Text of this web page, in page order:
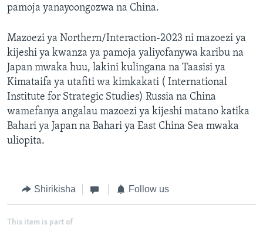
pamoja yanayoongozwa na China.
Mazoezi ya Northern/Interaction-2023 ni mazoezi ya
kijeshi ya kwanza ya pamoja yaliyofanywa karibu na
Japan mwaka huu, lakini kulingana na Taasisi ya
Kimataifa ya utafiti wa kimkakati ( International
Institute for Strategic Studies) Russia na China
wamefanya angalau mazoezi ya kijeshi matano katika
Bahari ya Japan na Bahari ya East China Sea mwaka
uliopita.
Shirikisha Follow us
This item is part of